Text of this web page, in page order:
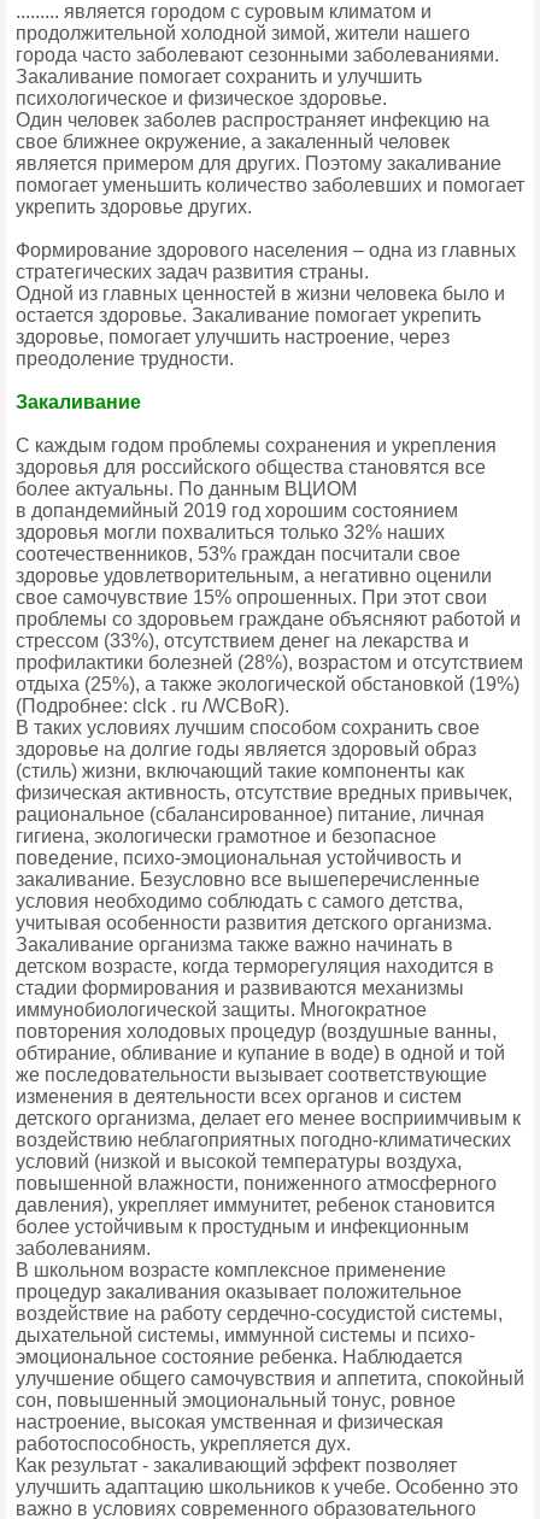
......... является городом с суровым климатом и
продолжительной холодной зимой, жители нашего
города часто заболевают сезонными заболеваниями.
Закаливание помогает сохранить и улучшить
психологическое и физическое здоровье.
Один человек заболев распространяет инфекцию на
свое ближнее окружение, а закаленный человек
является примером для других. Поэтому закаливание
помогает уменьшить количество заболевших и помогает
укрепить здоровье других.
Формирование здорового населения – одна из главных
стратегических задач развития страны.
Одной из главных ценностей в жизни человека было и
остается здоровье. Закаливание помогает укрепить
здоровье, помогает улучшить настроение, через
преодоление трудности.
Закаливание
С каждым годом проблемы сохранения и укрепления
здоровья для российского общества становятся все
более актуальны. По данным ВЦИОМ
в допандемийный 2019 год хорошим состоянием
здоровья могли похвалиться только 32% наших
соотечественников, 53% граждан посчитали свое
здоровье удовлетворительным, а негативно оценили
свое самочувствие 15% опрошенных. При этот свои
проблемы со здоровьем граждане объясняют работой и
стрессом (33%), отсутствием денег на лекарства и
профилактики болезней (28%), возрастом и отсутствием
отдыха (25%), а также экологической обстановкой (19%)
(Подробнее: clck . ru /WCBoR).
В таких условиях лучшим способом сохранить свое
здоровье на долгие годы является здоровый образ
(стиль) жизни, включающий такие компоненты как
физическая активность, отсутствие вредных привычек,
рациональное (сбалансированное) питание, личная
гигиена, экологически грамотное и безопасное
поведение, психо-эмоциональная устойчивость и
закаливание. Безусловно все вышеперечисленные
условия необходимо соблюдать с самого детства,
учитывая особенности развития детского организма.
Закаливание организма также важно начинать в
детском возрасте, когда терморегуляция находится в
стадии формирования и развиваются механизмы
иммунобиологической защиты. Многократное
повторения холодовых процедур (воздушные ванны,
обтирание, обливание и купание в воде) в одной и той
же последовательности вызывает соответствующие
изменения в деятельности всех органов и систем
детского организма, делает его менее восприимчивым к
воздействию неблагоприятных погодно-климатических
условий (низкой и высокой температуры воздуха,
повышенной влажности, пониженного атмосферного
давления), укрепляет иммунитет, ребенок становится
более устойчивым к простудным и инфекционным
заболеваниям.
В школьном возрасте комплексное применение
процедур закаливания оказывает положительное
воздействие на работу сердечно-сосудистой системы,
дыхательной системы, иммунной системы и психо-
эмоциональное состояние ребенка. Наблюдается
улучшение общего самочувствия и аппетита, спокойный
сон, повышенный эмоциональный тонус, ровное
настроение, высокая умственная и физическая
работоспособность, укрепляется дух.
Как результат - закаливающий эффект позволяет
улучшить адаптацию школьников к учебе. Особенно это
важно в условиях современного образовательного